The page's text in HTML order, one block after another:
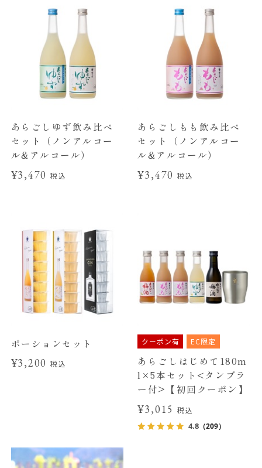
あらごしゆず飲み比べ
セット（ノンアルコー
ル&アルコール）
¥3,470税込
あらごしもも飲み比べ
セット（ノンアルコー
ル&アルコール）
¥3,470 税込
ポーションセット
¥3,200税込
クーポン有 EC限定
あらごしはじめて180m
l×5本セット<タンブラ
ー付>【初回クーポン】
¥3,015 税込
4.8 （209）